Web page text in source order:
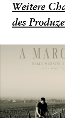
Weitere
des